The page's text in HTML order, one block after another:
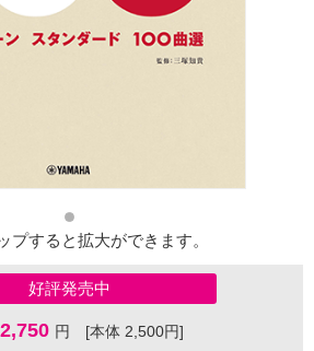
プすると拡大ができます。
好評発売中
2,750 円 [本体 2,500円]